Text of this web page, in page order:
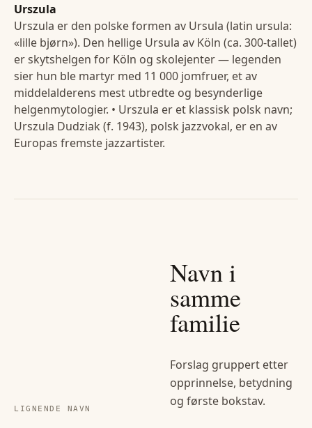
Urszula
Urszula er den polske formen av Ursula (latin ursula:
«lille bjørn»). Den hellige Ursula av Köln (ca. 300-tallet)
er skytshelgen for Köln og skolejenter — legenden
sier hun ble martyr med 11 000 jomfruer, et av
middelalderens mest utbredte og besynderlige
helgenmytologier. • Urszula er et klassisk polsk navn;
Urszula Dudziak (f. 1943), polsk jazzvokal, er en av
Europas fremste jazzartister.
LIGNENDE NAVN
Navn i
samme
familie
Forslag gruppert etter
opprinnelse, betydning
og første bokstav.